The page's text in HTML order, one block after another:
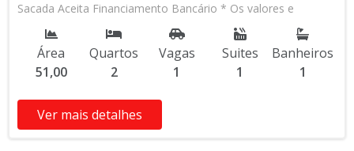
Sacada Aceita Financiamento Bancário * Os valores e
disponibilidade podem ser alterados sem prévio aviso. Favor
verificar entrando em contato com nossa equipe
Área
51,00
Quartos
2
Vagas
1
Suites
1
Banheiros
1
Ver mais detalhes